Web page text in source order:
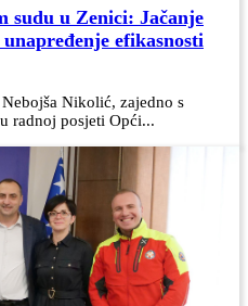
sudu u Zenici: Jačanje
efikasnosti
Nikolić, zajedno s
radnoj posjeti Opći...